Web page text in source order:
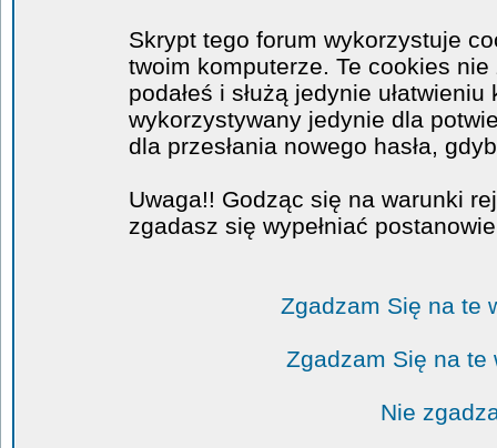
Skrypt tego forum wykorzystuje
twoim komputerze. Te cookies
podałeś i służą jedynie
wykorzystywany jedynie dla
dla przesłania nowego hasła,
Uwaga!! Godząc się na warunki
zgadasz się wypełniać
Zgadzam Się na te
Zgadzam Się na
Nie